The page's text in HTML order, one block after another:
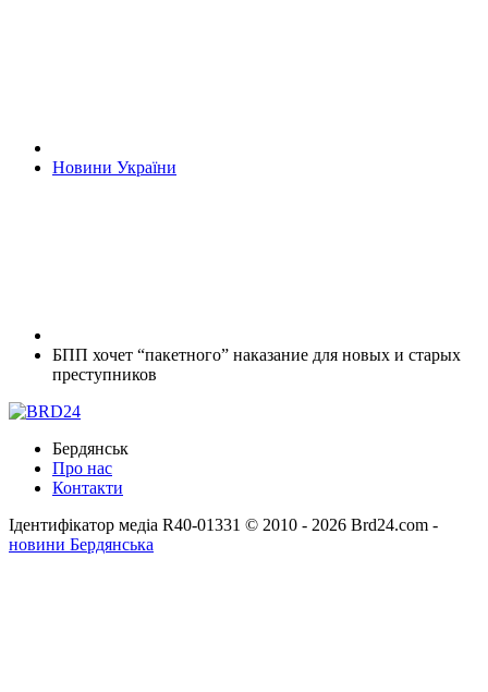
Новини України
БПП хочет “пакетного” наказание для новых и старых
преступников
Бердянськ
Про нас
Контакти
Ідентифікатор медіа R40-01331 © 2010 - 2026 Brd24.com -
новини Бердянська